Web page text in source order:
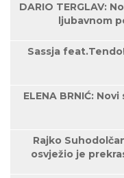
DARIO TERGLAV:
ljubavnom
Sassja
ELENA BRNIĆ:
Rajko
osvježio je